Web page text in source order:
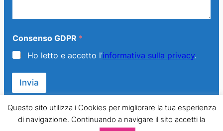
o
n
s
o
*
Consenso GDPR *
Ho letto e accetto l’informativa sulla privacy.
Invia
© 2013 – 2024 Generazione Famiglia – LMPT Italia. All Rights
Questo sito utilizza i Cookies per migliorare la tua esperienza
di navigazione. Continuando a navigare il sito accetti la